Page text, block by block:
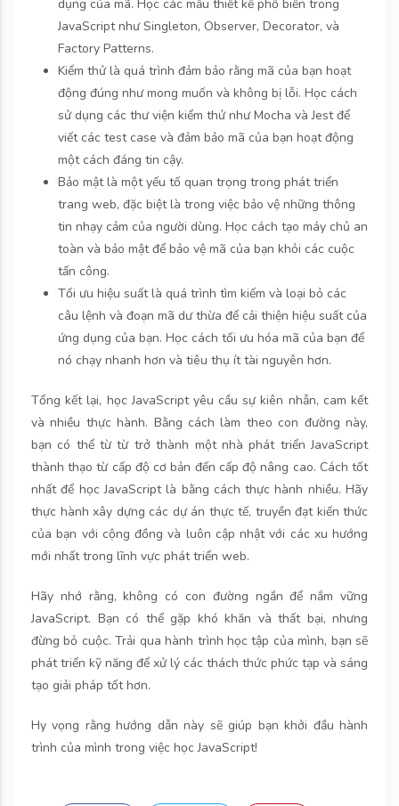
dụng của mã. Học các mẫu thiết kế phổ biến trong
JavaScript như Singleton, Observer, Decorator, và
Factory Patterns.
Kiểm thử là quá trình đảm bảo rằng mã của bạn hoạt
động đúng như mong muốn và không bị lỗi. Học cách
sử dụng các thư viện kiểm thử như Mocha và Jest để
viết các test case và đảm bảo mã của bạn hoạt động
một cách đáng tin cậy.
Bảo mật là một yếu tố quan trọng trong phát triển
trang web, đặc biệt là trong việc bảo vệ những thông
tin nhạy cảm của người dùng. Học cách tạo máy chủ an
toàn và bảo mật để bảo vệ mã của bạn khỏi các cuộc
tấn công.
Tối ưu hiệu suất là quá trình tìm kiếm và loại bỏ các
câu lệnh và đoạn mã dư thừa để cải thiện hiệu suất của
ứng dụng của bạn. Học cách tối ưu hóa mã của bạn để
nó chạy nhanh hơn và tiêu thụ ít tài nguyên hơn.
Tổng kết lại, học JavaScript yêu cầu sự kiên nhẫn, cam kết
và nhiều thực hành. Bằng cách làm theo con đường này,
bạn có thể từ từ trở thành một nhà phát triển JavaScript
thành thạo từ cấp độ cơ bản đến cấp độ nâng cao. Cách tốt
nhất để học JavaScript là bằng cách thực hành nhiều. Hãy
thực hành xây dựng các dự án thực tế, truyền đạt kiến ​​thức
của bạn với cộng đồng và luôn cập nhật với các xu hướng
mới nhất trong lĩnh vực phát triển web.
Hãy nhớ rằng, không có con đường ngắn để nắm vững
JavaScript. Bạn có thể gặp khó khăn và thất bại, nhưng
đừng bỏ cuộc. Trải qua hành trình học tập của mình, bạn sẽ
phát triển kỹ năng để xử lý các thách thức phức tạp và sáng
tạo giải pháp tốt hơn.
Hy vọng rằng hướng dẫn này sẽ giúp bạn khởi đầu hành
trình của mình trong việc học JavaScript!